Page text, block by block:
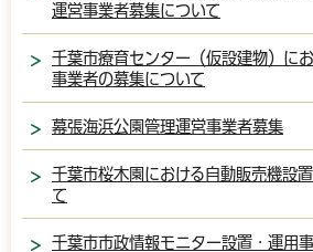
運営事業者募集について
千葉市療育センター（仮設建物）に
事業者の募集について
幕張海浜公園管理運営事業者募集
千葉市桜木園における自動販売機設
て
千葉市市政情報モニター設置・運用